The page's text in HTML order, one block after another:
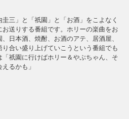
三」と「祇園」と「お酒」をこよなく
送りする番組です。ホリーの楽曲をお
日本酒、焼酎、お酒のアテ、居酒屋、
合い盛り上げていこうという番組でも
祇園に行けばホリー＆やぶちゃん、そ
るかも」